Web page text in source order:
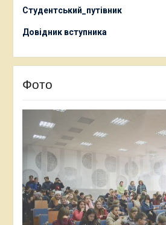
Студентський_путівник
Довідник вступника
Фото